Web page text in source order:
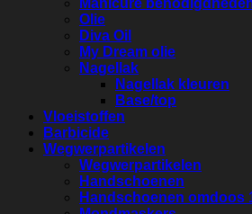
Manicure
Olie
Diva Oil
My Dream olie
Nagellak
Nagellak kleuren
Base/top
Vloeistoffen
Barbicide
Wegwerpartikelen
Wegwerpartikelen
Handschoenen
Handschoenen omdoos